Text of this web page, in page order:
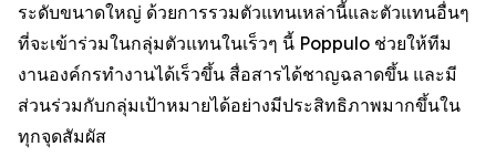
ระดับขนาดใหญ่ ด้วยการรวมตัวแทนเหล่านี้และตัวแทนอื่นๆ
ที่จะเข้าร่วมในกลุ่มตัวแทนในเร็วๆ นี้ Poppulo ช่วยให้ทีม
งานองค์กรทำงานได้เร็วขึ้น สื่อสารได้ชาญฉลาดขึ้น และมี
ส่วนร่วมกับกลุ่มเป้าหมายได้อย่างมีประสิทธิภาพมากขึ้นใน
ทุกจุดสัมผัส